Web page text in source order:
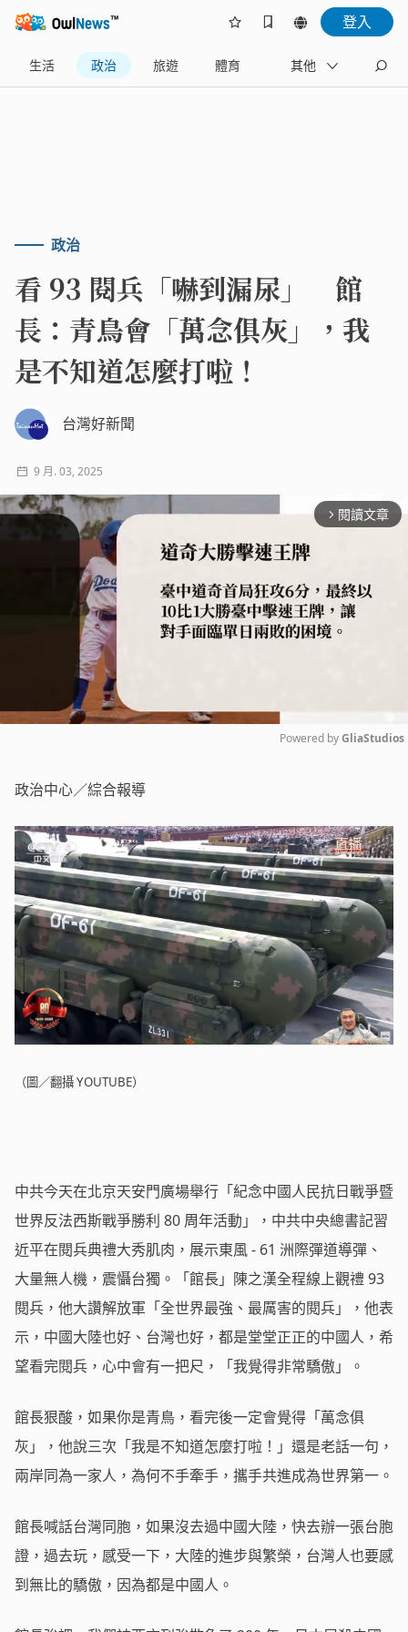
登入
生活 政治 旅遊 體育 娛樂
其他
政治
看 93 閱兵「嚇到漏尿」 館
長：青鳥會「萬念俱灰」，我
是不知道怎麼打啦！
台灣好新聞
9 月. 03, 2025
arrow_forward_ios 閱讀文章
Powered by GliaStudios
政治中心／綜合報導
（圖／翻攝 YOUTUBE）
中共今天在北京天安門廣場舉行「紀念中國人民抗日戰爭暨
世界反法西斯戰爭勝利 80 周年活動」，中共中央總書記習
近平在閱兵典禮大秀肌肉，展示東風 - 61 洲際彈道導彈、
大量無人機，震懾台獨。「館長」陳之漢全程線上觀禮 93
閱兵，他大讚解放軍「全世界最強、最厲害的閱兵」，他表
示，中國大陸也好、台灣也好，都是堂堂正正的中國人，希
望看完閱兵，心中會有一把尺，「我覺得非常驕傲」。
館長狠酸，如果你是青鳥，看完後一定會覺得「萬念俱
灰」，他說三次「我是不知道怎麼打啦！」還是老話一句，
兩岸同為一家人，為何不手牽手，攜手共進成為世界第一。
館長喊話台灣同胞，如果沒去過中國大陸，快去辦一張台胞
證，過去玩，感受一下，大陸的進步與繁榮，台灣人也要感
到無比的驕傲，因為都是中國人。